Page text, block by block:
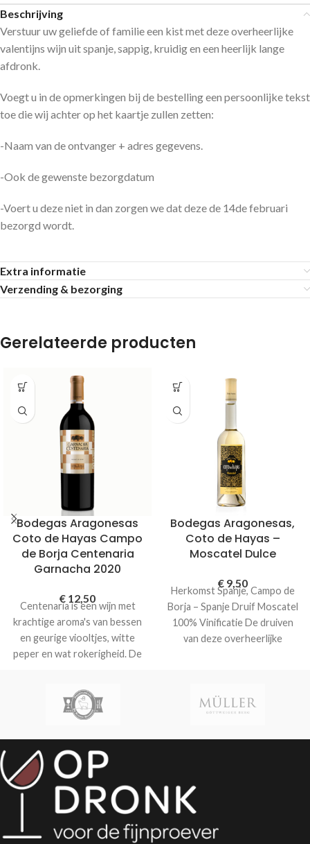
Beschrijving
Verstuur uw geliefde of familie een kist met deze overheerlijke
valentijns wijn uit spanje, sappig, kruidig en een heerlijk lange
afdronk.
Voegt u in de opmerkingen bij de bestelling een persoonlijke tekst
toe die wij achter op het kaartje zullen zetten:
-Naam van de ontvanger + adres gegevens.
-Ook de gewenste bezorgdatum
-Voert u deze niet in dan zorgen we dat deze de 14de februari
bezorgd wordt.
Extra informatie
Verzending & bezorging
Gerelateerde producten
Bodegas Aragonesas
Coto de Hayas Campo
de Borja Centenaria
Garnacha 2020
€ 12,50
Centenaria is een wijn met
krachtige aroma's van bessen
en geurige viooltjes, witte
peper en wat rokerigheid. De
afdronk met smaken van
zwarte peper. Een krachtige
wild.
Bodegas Aragonesas,
Coto de Hayas –
Moscatel Dulce
€9,50
Herkomst Spanje, Campo de
Borja – Spanje Druif Moscatel
100% Vinificatie De druiven
van deze overheerlijke